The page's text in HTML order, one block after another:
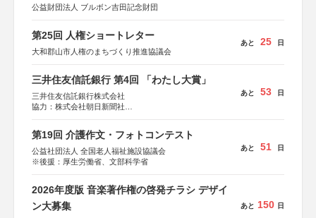
公益財団法人 ブルボン吉田記念財団
第25回 人権ショートレター
大和郡山市人権のまちづくり推進協議会
あと 25 日
三井住友信託銀行 第4回 「わたし大賞」
三井住友信託銀行株式会社
協力：株式会社朝日新聞社
あと 53 日
第19回 介護作文・フォトコンテスト
公益社団法人 全国老人福祉施設協議会
※後援：厚生労働省、文部科学省
あと 51 日
2026年度版 音楽著作権の啓発チラシ デザイ
ン大募集
あと 150 日